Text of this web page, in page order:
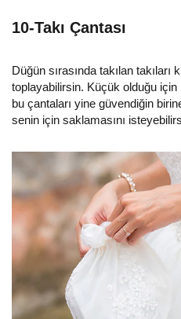
10-Takı Çantası
Düğün sırasında takılan
toplayabilirsin. Küçük olduğu
bu çantaları yine güvendiğin
senin için saklamasını